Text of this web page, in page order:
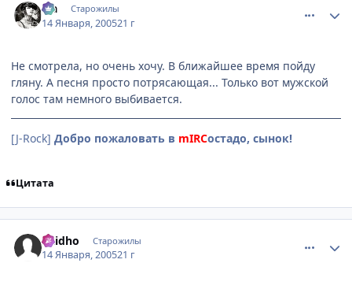
Lia Старожилы
14 Января, 200521 г
Не смотрела, но очень хочу. В ближайшее время пойду
гляну. А песня просто потрясающая... Только вот мужской
голос там немного выбивается.
[J-Rock] Добро пожаловать в mIRCостадо, сынок!
Цитата
Raidho Старожилы
14 Января, 200521 г